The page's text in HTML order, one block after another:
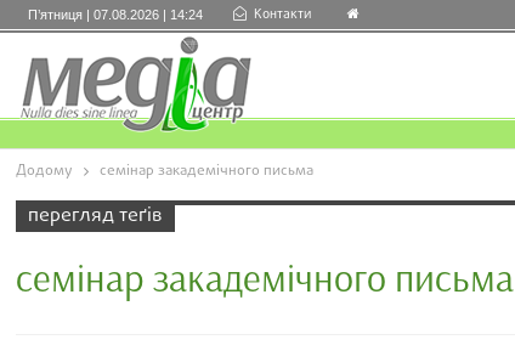
П’ятниця | 07.08.2026 | 14:24 Контакти
Додому семінар закадемічного письма
перегляд теґів
семінар закадемічного письма